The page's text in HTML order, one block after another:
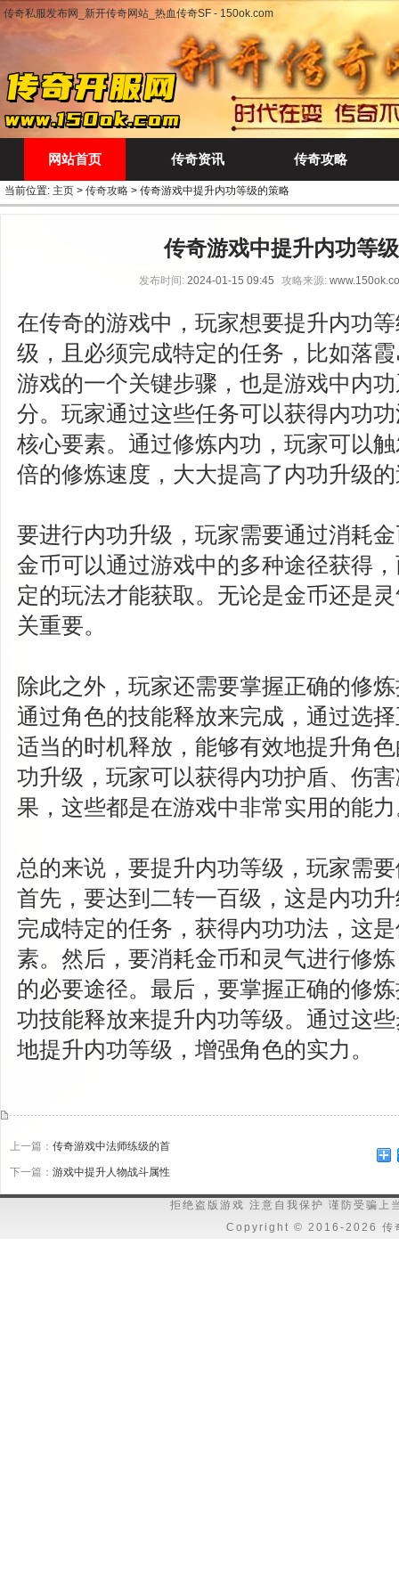
传奇私服发布网_新开传奇网站_热血传奇SF - 150ok.com
网站首页 传奇资讯 传奇攻略
当前位置: 主页 > 传奇攻略 > 传奇游戏中提升内功等级的策略
传奇游戏中提升内功等
发布时间: 2024-01-15 09:45 攻略来源:
在传奇的游戏中，玩家想要提升内功
级，且必须完成特定的任务，比如落
游戏的一个关键步骤，也是游戏中内
分。玩家通过这些任务可以获得内功
核心要素。通过修炼内功，玩家可以
倍的修炼速度，大大提高了内功升级
要进行内功升级，玩家需要通过消耗
金币可以通过游戏中的多种途径获得
定的玩法才能获取。无论是金币还是
关重要。
除此之外，玩家还需要掌握正确的修
通过角色的技能释放来完成，通过选
适当的时机释放，能够有效地提升角
功升级，玩家可以获得内功护盾、伤
果，这些都是在游戏中非常实用的能
总的来说，要提升内功等级，玩家需
首先，要达到二转一百级，这是内功
完成特定的任务，获得内功功法，这
素。然后，要消耗金币和灵气进行修
的必要途径。最后，要掌握正确的修
功技能释放来提升内功等级。通过这
地提升内功等级，增强角色的实力。
上一篇： 传奇游戏中法师练级的首
下一篇： 游戏中提升人物战斗属性
拒绝盗版游戏 注意自我保护 谨防受骗上
Copyright © 2016-2026 传